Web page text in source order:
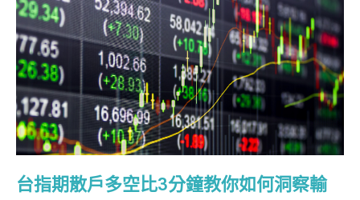
台指期散戶多空比3分鐘教你如何洞察輸